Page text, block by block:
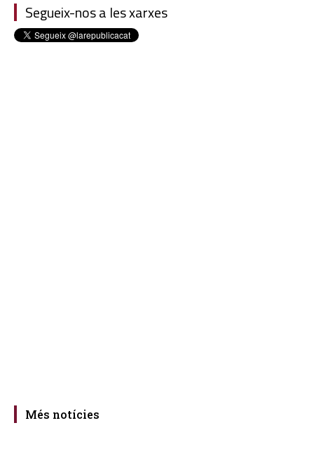
Segueix-nos a les xarxes
Més notícies